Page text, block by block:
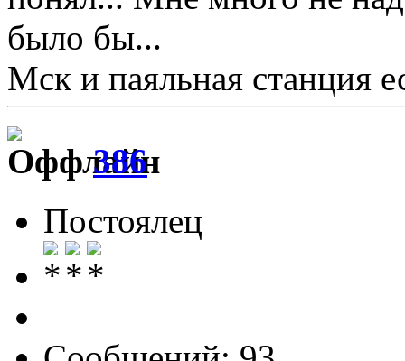
было бы...
Мск и паяльная станция
386
Постоялец